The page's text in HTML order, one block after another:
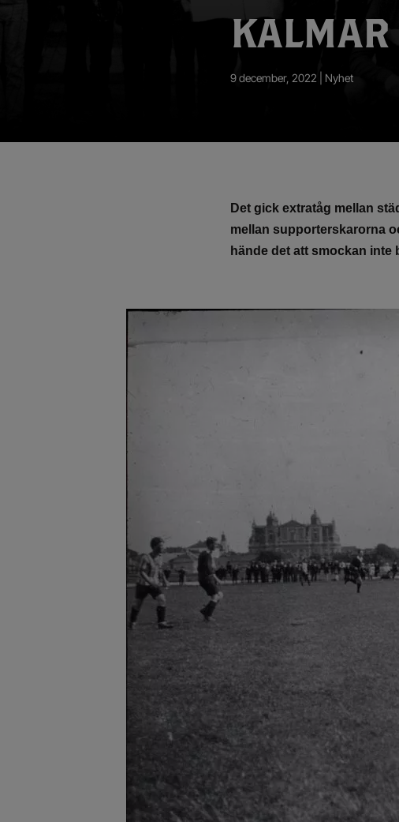
KALMAR
9 december, 2022 | Nyhet
Det gick extratåg mellan
mellan supporterskarorna
hände det att smockan inte